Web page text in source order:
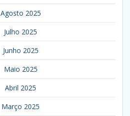
Agosto 2025
Julho 2025
Junho 2025
Maio 2025
Abril 2025
Março 2025